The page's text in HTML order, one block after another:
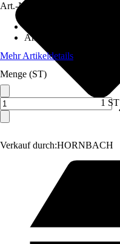
Verkauf durch:HORNBACH
Art.-Nr.
Anwendungsbereich
Mehr Artikeldetails
Menge (ST)
1 ST